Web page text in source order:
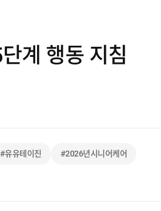
계 행동 지침
#유유테이진 #2026년시니어케어